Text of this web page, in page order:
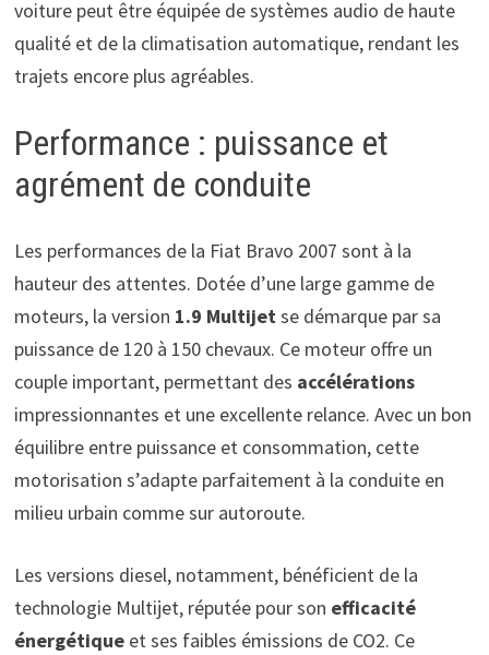
voiture peut être équipée de systèmes audio de haute
qualité et de la climatisation automatique, rendant les
trajets encore plus agréables.
Performance : puissance et
agrément de conduite
Les performances de la Fiat Bravo 2007 sont à la
hauteur des attentes. Dotée d’une large gamme de
moteurs, la version 1.9 Multijetse démarque par sa
puissance de 120 à 150 chevaux. Ce moteur offre un
couple important, permettant des accélérations
impressionnantes et une excellente relance. Avec un bon
équilibre entre puissance et consommation, cette
motorisation s’adapte parfaitement à la conduite en
milieu urbain comme sur autoroute.
Les versions diesel, notamment, bénéficient de la
technologie Multijet, réputée pour son efficacité
énergétiqueet ses faibles émissions de CO2. Ce